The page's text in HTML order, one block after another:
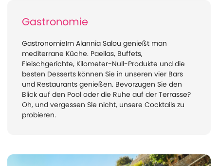
Gastronomie
GastronomieIm Alannia Salou genießt man
mediterrane Küche. Paellas, Buffets,
Fleischgerichte, Kilometer-Null-Produkte und die
besten Desserts können Sie in unseren vier Bars
und Restaurants genießen. Bevorzugen Sie den
Blick auf den Pool oder die Ruhe auf der Terrasse?
Oh, und vergessen Sie nicht, unsere Cocktails zu
probieren.